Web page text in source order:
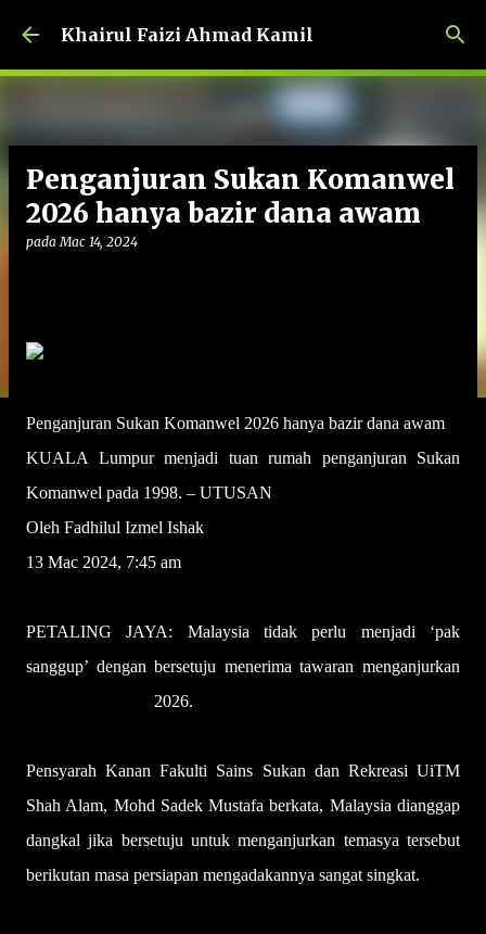
Langkau ke kandungan utama
Khairul Faizi Ahmad Kamil
Penganjuran Sukan Komanwel
2026 hanya bazir dana awam
padaMac 14, 2024
Penganjuran Sukan Komanwel 2026 hanya bazir dana awam
KUALA Lumpur menjadi tuan rumah penganjuran Sukan
Komanwel pada 1998. – UTUSAN
Oleh Fadhilul Izmel Ishak
13 Mac 2024, 7:45 am
PETALING JAYA: Malaysia tidak perlu menjadi ‘pak
sanggup’ dengan bersetuju menerima ta­waran menganjurkan
2026.
Pensyarah Kanan Fakulti Sains Sukan dan Rekreasi UiTM
Shah Alam, Mohd Sadek Mustafa berkata, Malaysia dianggap
dangkal jika bersetuju untuk menganjurkan temasya tersebut
berikutan masa persiapan mengadakannya sangat singkat.